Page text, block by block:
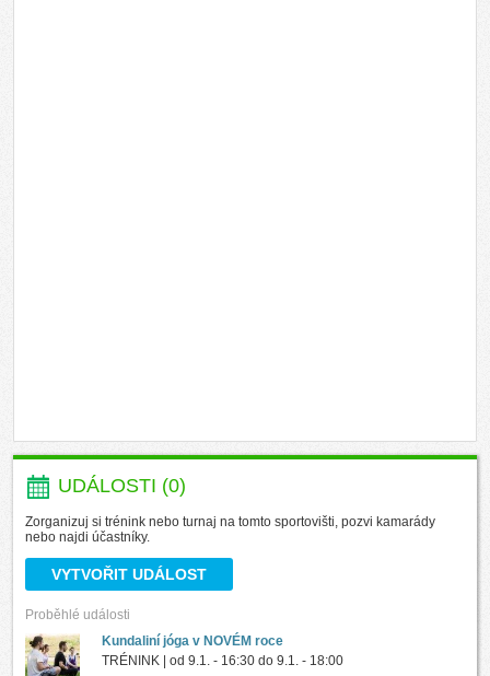
UDÁLOSTI (0)
Zorganizuj si trénink nebo turnaj na tomto sportovišti, pozvi kamarády
nebo najdi účastníky.
VYTVOŘIT UDÁLOST
Proběhlé události
Kundaliní jóga v NOVÉM roce
TRÉNINK | od 9.1. - 16:30 do 9.1. - 18:00